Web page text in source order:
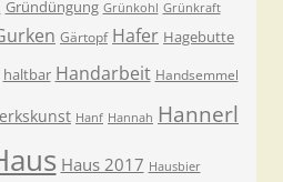
Gründüngung Grünkohl Grünkraft
Gärtopf Hafer Hagebutte
haltbar Handarbeit Handsemmel
Hanf Hannah Hannerl
Haus 2017 Hausbier